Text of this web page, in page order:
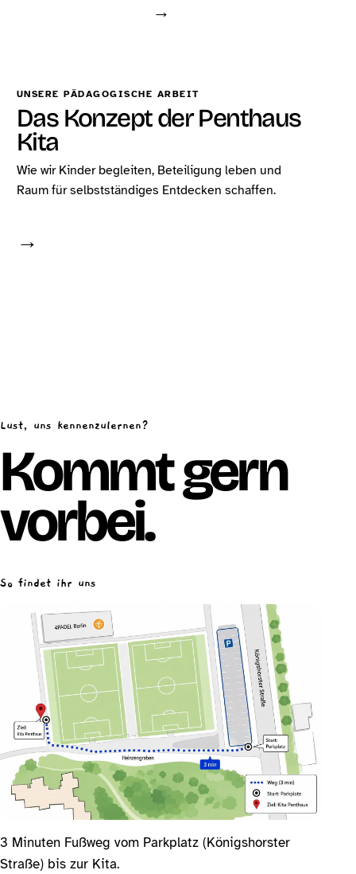
→
UNSERE PÄDAGOGISCHE ARBEIT
Das Konzept der Penthaus
Kita
Wie wir Kinder begleiten, Beteiligung leben und
Raum für selbstständiges Entdecken schaffen.
→
Lust, uns kennenzulernen?
Kommt gern
vorbei.
So findet ihr uns
3 Minuten Fußweg vom Parkplatz (Königshorster
Straße) bis zur Kita.